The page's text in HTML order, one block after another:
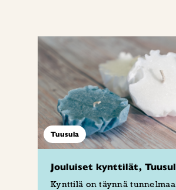
Tuusula
Jouluiset kynttilät,
Kynttilä on täynnä